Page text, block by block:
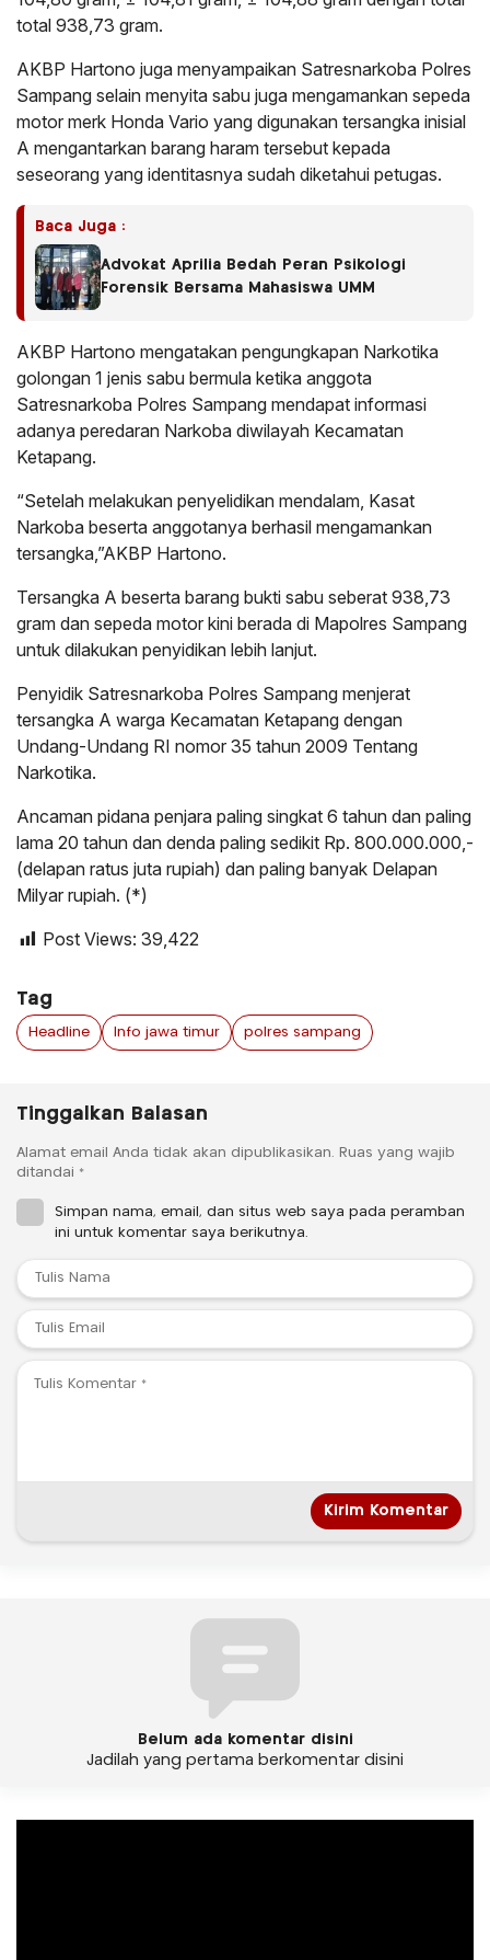
total 938,73 gram.
AKBP Hartono juga menyampaikan Satresnarkoba Polres
Sampang selain menyita sabu juga mengamankan sepeda
motor merk Honda Vario yang digunakan tersangka inisial
A mengantarkan barang haram tersebut kepada
seseorang yang identitasnya sudah diketahui petugas.
Baca Juga :
Advokat Aprilia Bedah Peran Psikologi
Forensik Bersama Mahasiswa UMM
AKBP Hartono mengatakan pengungkapan Narkotika
golongan 1 jenis sabu bermula ketika anggota
Satresnarkoba Polres Sampang mendapat informasi
adanya peredaran Narkoba diwilayah Kecamatan
Ketapang.
“Setelah melakukan penyelidikan mendalam, Kasat
Narkoba beserta anggotanya berhasil mengamankan
tersangka,”AKBP Hartono.
Tersangka A beserta barang bukti sabu seberat 938,73
gram dan sepeda motor kini berada di Mapolres Sampang
untuk dilakukan penyidikan lebih lanjut.
Penyidik Satresnarkoba Polres Sampang menjerat
tersangka A warga Kecamatan Ketapang dengan
Undang-Undang RI nomor 35 tahun 2009 Tentang
Narkotika.
Ancaman pidana penjara paling singkat 6 tahun dan paling
lama 20 tahun dan denda paling sedikit Rp. 800.000.000,-
(delapan ratus juta rupiah) dan paling banyak Delapan
Milyar rupiah. (*)
Post Views: 39,422
Tag
Headline Info jawa timur polres sampang
Tinggalkan Balasan
Alamat email Anda tidak akan dipublikasikan. Ruas yang wajib
ditandai *
Simpan nama, email, dan situs web saya pada peramban
ini untuk komentar saya berikutnya.
Belum ada komentar disini
Jadilah yang pertama berkomentar disini